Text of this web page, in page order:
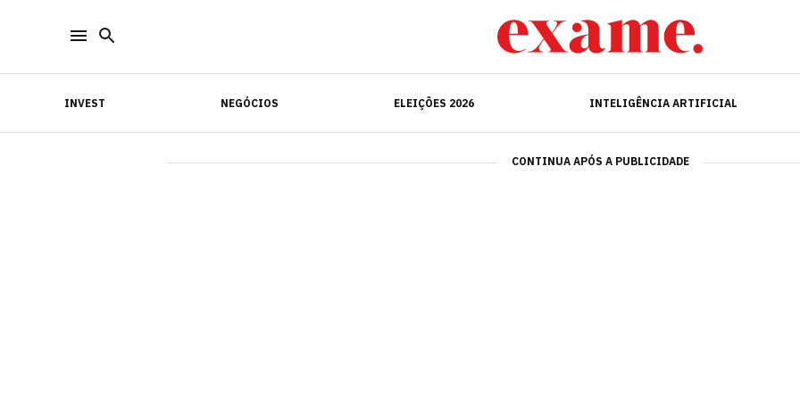
INVEST NEGÓCIOS ELEIÇÕES 2026 INTELIGÊNCIA ARTIFICIAL
INVEST INTELIGÊNCIA ARTIFICIAL
CONTINUA APÓS A PUBLICIDADE